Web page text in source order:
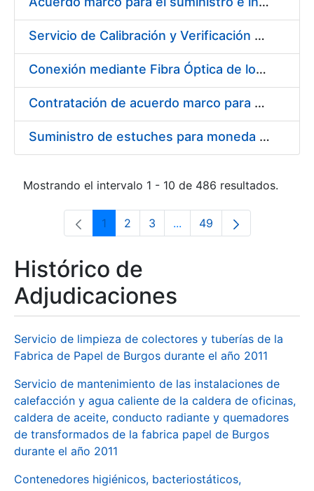
Servicio de Calibración y Verificación Externa de los Equipos de Medición del Servicio de Prevención de la FNMT-RCM
Conexión mediante Fibra Óptica de los Centros de Proceso de Datos (CPDs) de las sedes de la FNMT-RCM de Burgos y Madrid
Contratación de acuerdo marco para el Suministro de Material de Electricidad para la Fábrica Nacional de Moneda y Timbre-Real Casa de la Moneda en su centro de trabajo de Burgos
Suministro de estuches para moneda de 30 €
Mostrando el intervalo 1 - 10 de 486 resultados.
Página
1 Página
2 Página
3 ...Páginas intermedias Use
Página
49
Histórico de
Adjudicaciones
Servicio de limpieza de colectores y tuberías de la
Fabrica de Papel de Burgos durante el año 2011
Servicio de mantenimiento de las instalaciones de
calefacción y agua caliente de la caldera de oficinas,
caldera de aceite, conducto radiante y quemadores
de transformados de la fabrica papel de Burgos
durante el año 2011
Contenedores higiénicos, bacteriostáticos,